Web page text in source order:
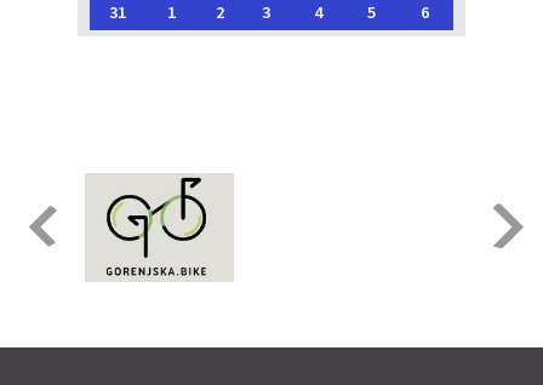
31
1 2 3 4 5 6